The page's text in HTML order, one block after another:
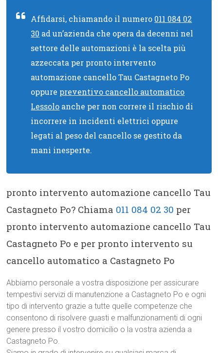
Affidarsi, chiamando il numero 011 084 02
30 ad un’azienda che opera da decenni nel
settore delle automazioni è la scelta più
azzeccata per pronto intervento
automazione cancello Tau Castagneto Po
oppure preventivo cancello automatico
Lessolo anche per non correre il rischio di
incorrere in incidenti elettrici oppure
legati al peso del cancello se gestito da
mani inesperte.
pronto intervento automazione cancello Tau
Castagneto Po? Chiama 011 084 02 30 per
pronto intervento automazione cancello Tau
Castagneto Po e per pronto intervento su
cancello automatico a Castagneto Po
Abbiamo personale a vostra disposizione per assicurare
tempestivi servizi di manutenzione a Castagneto Po e ogni
tipo di intervento grazie a tutte quelle competenze che
consentono di risolvere guasti e malfunzionamenti di ogni
genere presso il vostro domicilio o la vostra azienda a
Castagneto Po.